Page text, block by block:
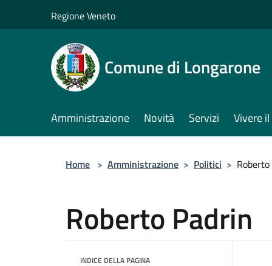
Regione Veneto
Comune di Longarone
Amministrazione Novità Servizi Vivere
Home > Amministrazione > Politici >
Roberto Padrin
INDICE DELLA PAGINA